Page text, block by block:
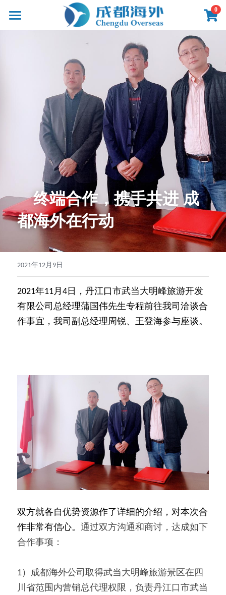
0
联系
提供技术支持
终端合作，携手共进 成
都海外在行动
2021年12月9日
2021年11月4日，丹江口市武当大明峰旅游开发
有限公司总经理蒲国伟先生专程前往我司洽谈合
作事宜，我司副总经理周锐、王登海参与座谈。
双方就各自优势资源作了详细的介绍，对本次合
作非常有信心。 通过双方沟通和商讨，达成如下
合作事项：
1）成都海外公司取得武当大明峰旅游景区在四
川省范围内营销总代理权限，负责丹江口市武当
×
商品分类